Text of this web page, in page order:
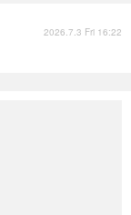
2026.7.3 Fri 16:22